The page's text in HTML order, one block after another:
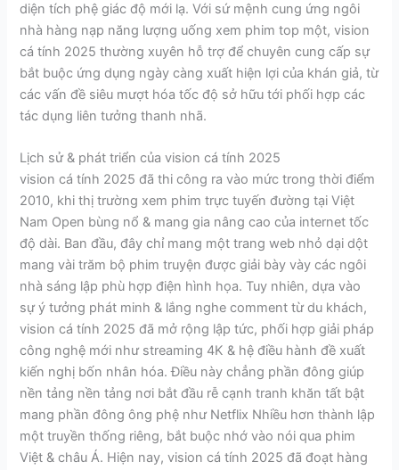
diện tích phệ giác độ mới lạ. Với sứ mệnh cung ứng ngôi
nhà hàng nạp năng lượng uống xem phim top một, vision
cá tính 2025 thường xuyên hỗ trợ để chuyên cung cấp sự
bắt buộc ứng dụng ngày càng xuất hiện lợi của khán giả, từ
các vấn đề siêu mượt hóa tốc độ sở hữu tới phối hợp các
tác dụng liên tưởng thanh nhã.
Lịch sử & phát triển của vision cá tính 2025
vision cá tính 2025 đã thi công ra vào mức trong thời điểm
2010, khi thị trường xem phim trực tuyến đường tại Việt
Nam Open bùng nổ & mang gia nâng cao của internet tốc
độ dài. Ban đầu, đây chỉ mang một trang web nhỏ dại dột
mang vài trăm bộ phim truyện được giải bày vày các ngôi
nhà sáng lập phù hợp điện hình họa. Tuy nhiên, dựa vào
sự ý tưởng phát minh & lắng nghe comment từ du khách,
vision cá tính 2025 đã mở rộng lập tức, phối hợp giải pháp
công nghệ mới như streaming 4K & hệ điều hành đề xuất
kiến nghị bốn nhân hóa. Điều này chẳng phần đông giúp
nền tảng nền tảng nơi bắt đầu rễ cạnh tranh khăn tất bật
mang phần đông ông phệ như Netflix Nhiều hơn thành lập
một truyền thống riêng, bắt buộc nhớ vào nói qua phim
Việt & châu Á. Hiện nay, vision cá tính 2025 đã đoạt hàng